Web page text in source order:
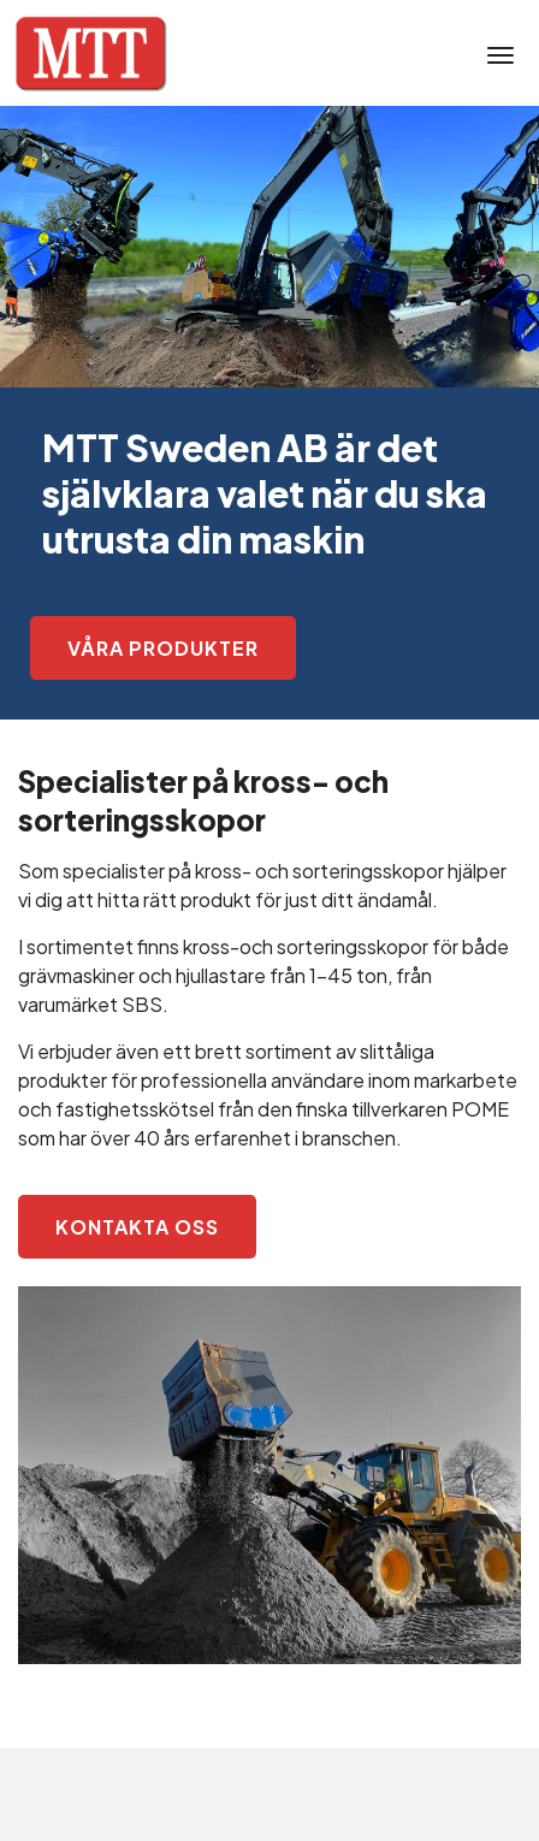
MTT Sweden AB är det
självklara valet när du ska
utrusta din maskin
VÅRA PRODUKTER
Specialister på kross- och
sorteringsskopor
Som specialister på kross- och sorteringsskopor hjälper
vi dig att hitta rätt produkt för just ditt ändamål.
I sortimentet finns kross-och sorteringsskopor för både
grävmaskiner och hjullastare från 1-45 ton, från
varumärket SBS.
Vi erbjuder även ett brett sortiment av slittåliga
produkter för professionella användare inom markarbete
och fastighetsskötsel från den finska tillverkaren POME
som har över 40 års erfarenhet i branschen.
KONTAKTA OSS